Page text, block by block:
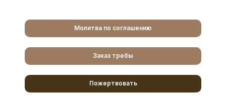
Молитва по соглашению
Заказ требы
Пожертвовать